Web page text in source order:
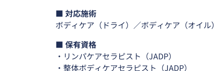
■ 対応施術
ボディケア（ドライ）／ボディケア（オイル）
■ 保有資格
・リンパケアセラピスト（JADP）
・整体ボディケアセラピスト（JADP）